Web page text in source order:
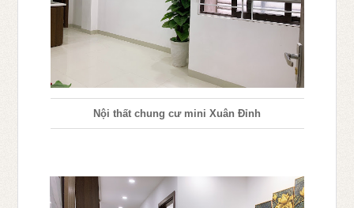
Nội thất chung cư mini Xuân Đỉnh